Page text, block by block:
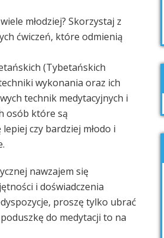
młodziej? Skorzystaj z
ćwiczeń, które odmienią
(Tybetańskich
wykonania oraz ich
technik medytacyjnych i
osób które są
czy bardziej młodo i
nawzajem się
i doświadczenia
proszę tylko ubrać
do medytacji to na